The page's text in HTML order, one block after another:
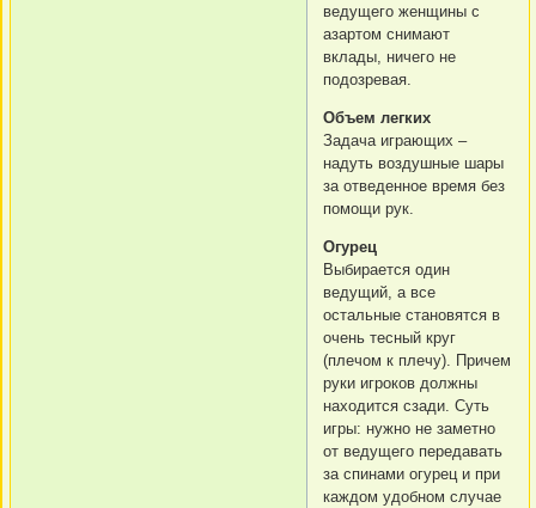
ведущего женщины с
азартом снимают
вклады, ничего не
подозревая.
Объем легких
Задача играющих –
надуть воздушные шары
за отведенное время без
помощи рук.
Огурец
Выбирается один
ведущий, а все
остальные становятся в
очень тесный круг
(плечом к плечу). Причем
руки игроков должны
находится сзади. Суть
игры: нужно не заметно
от ведущего передавать
за спинами огурец и при
каждом удобном случае